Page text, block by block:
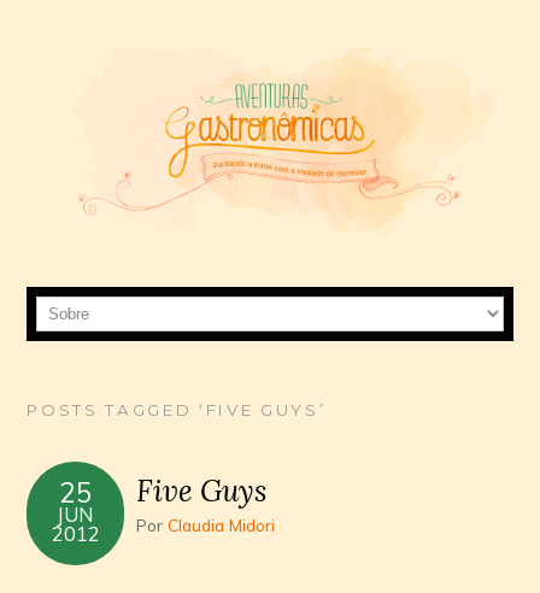
POSTS TAGGED ‘FIVE GUYS’
25
JUN
2012
Five Guys
PorClaudia Midori